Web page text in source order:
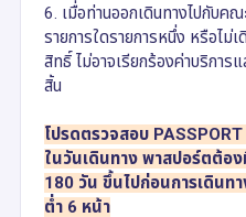
6. เมื่อท่านออกเดินทางไปกับค
รายการใดรายการหนึ่ง หรือไม่
สิทธิ์ ไม่อาจเรียกร้องค่าบริการ
สิ้น
โปรดตรวจสอบ
ในวันเดินทาง พาสปอร์ตต้อง
180 วัน ขึ้นไปก่อนการเดินท
ต่ำ 6 หน้า